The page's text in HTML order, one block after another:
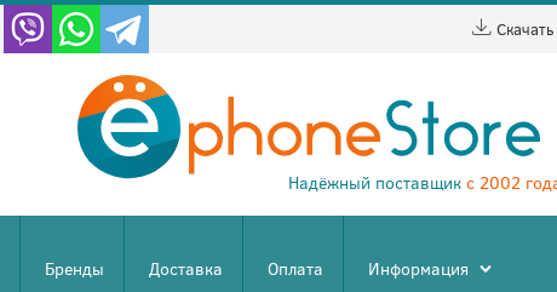
Надёжный поставщик с 2002
Бренды Доставка Оплата Информация